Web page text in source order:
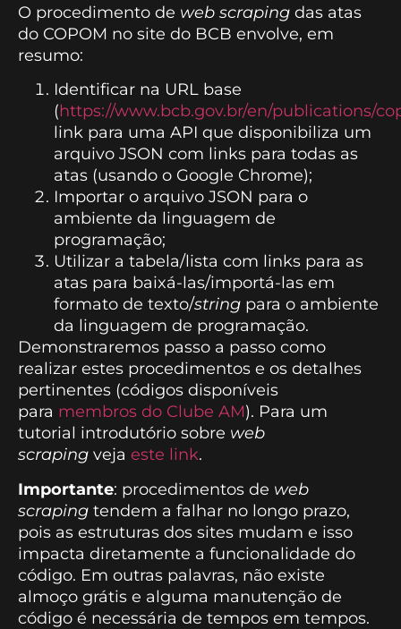
O procedimento de web scraping das atas
do COPOM no site do BCB envolve, em
resumo:
Identificar na URL base
(https://www.bcb.gov.br/en/publications/
link para uma API que disponibiliza um
arquivo JSON com links para todas as
atas (usando o Google Chrome);
Importar o arquivo JSON para o
ambiente da linguagem de
programação;
Utilizar a tabela/lista com links para as
atas para baixá-las/importá-las em
formato de texto/string para o ambiente
da linguagem de programação.
Demonstraremos passo a passo como
realizar estes procedimentos e os detalhes
pertinentes (códigos disponíveis
para membros do Clube AM). Para um
tutorial introdutório sobre web
scraping veja este link.
Importante: procedimentos de web
scraping tendem a falhar no longo prazo,
pois as estruturas dos sites mudam e isso
impacta diretamente a funcionalidade do
código. Em outras palavras, não existe
almoço grátis e alguma manutenção de
código é necessária de tempos em tempos.